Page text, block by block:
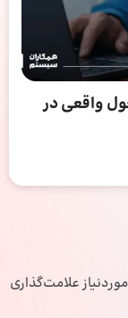
واقعی در
علامت‌گذاری